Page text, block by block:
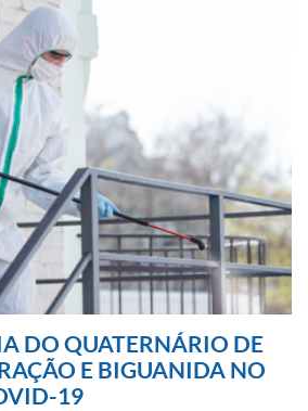
DO QUATERNÁRIO DE
E BIGUANIDA NO
19